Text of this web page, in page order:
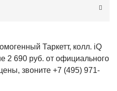
Таркетт, колл. iQ
2 690 руб. от официального
звоните +7 (495) 971-